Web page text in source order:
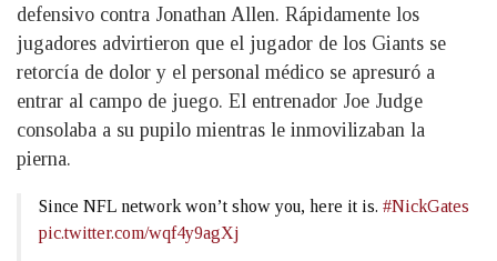
defensivo contra Jonathan Allen. Rápidamente los
jugadores advirtieron que el jugador de los Giants se
retorcía de dolor y el personal médico se apresuró a
entrar al campo de juego. El entrenador Joe Judge
consolaba a su pupilo mientras le inmovilizaban la
pierna.
Since NFL network won’t show you, here it is. #NickGates
pic.twitter.com/wqf4y9agXj